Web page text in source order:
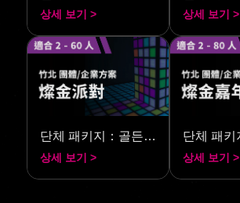
상세 보기 > 상세 보기 >
단체 패키지：골든 파티
상세 보기 > 상세 보기 >